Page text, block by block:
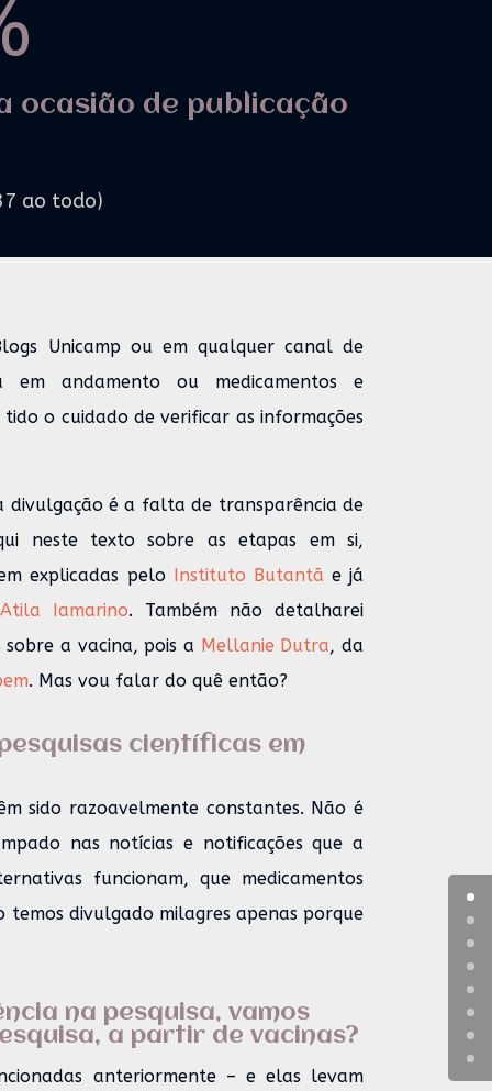
ocasião de publicação
ao todo)
Unicamp ou em qualquer canal de
em andamento ou medicamentos e
o cuidado de verificar as informações
divulgação é a falta de transparência de
neste texto sobre as etapas em si,
explicadas pelo
Instituto Butantã e já
Atila Iamarino. Também não detalharei
sobre a vacina, pois a Mellanie Dutra, da
. Mas vou falar do quê então?
científicas em
sido razoavelmente constantes. Não é
nas notícias e notificações que a
funcionam, que medicamentos
divulgado milagres apenas porque
na pesquisa, vamos
a partir de vacinas?
anteriormente – e elas levam